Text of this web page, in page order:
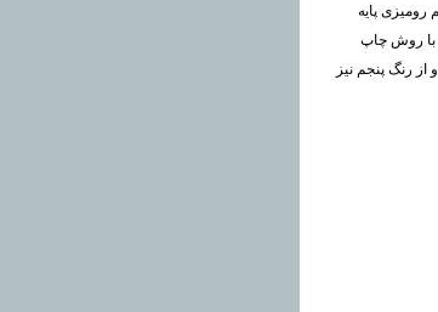
رومیزی پایه‌
با روش چاپ
رنگ پنجم نیز